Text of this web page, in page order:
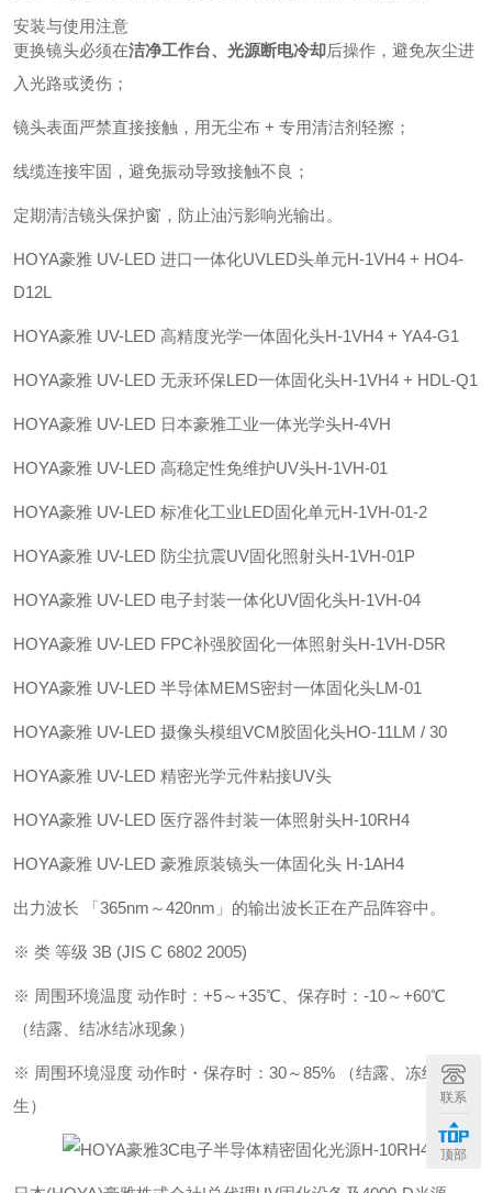
安装与使用注意
更换镜头必须在洁净工作台、光源断电冷却后操作，避免灰尘进
入光路或烫伤；
镜头表面严禁直接接触，用无尘布 + 专用清洁剂轻擦；
线缆连接牢固，避免振动导致接触不良；
定期清洁镜头保护窗，防止油污影响光输出。
HOYA豪雅 UV-LED 进口一体化UVLED头单元H-1VH4 + HO4-
D12L
HOYA豪雅 UV-LED 高精度光学一体固化头H-1VH4 + YA4-G1
HOYA豪雅 UV-LED 无汞环保LED一体固化头H-1VH4 + HDL-Q1
HOYA豪雅 UV-LED 日本豪雅工业一体光学头H-4VH
HOYA豪雅 UV-LED 高稳定性免维护UV头H-1VH-01
HOYA豪雅 UV-LED 标准化工业LED固化单元H-1VH-01-2
HOYA豪雅 UV-LED 防尘抗震UV固化照射头H-1VH-01P
HOYA豪雅 UV-LED 电子封装一体化UV固化头H-1VH-04
HOYA豪雅 UV-LED FPC补强胶固化一体照射头H-1VH-D5R
HOYA豪雅 UV-LED 半导体MEMS密封一体固化头LM-01
HOYA豪雅 UV-LED 摄像头模组VCM胶固化头HO-11LM / 30
HOYA豪雅 UV-LED 精密光学元件粘接UV头
HOYA豪雅 UV-LED 医疗器件封装一体照射头H-10RH4
HOYA豪雅 UV-LED 豪雅原装镜头一体固化头 H-1AH4
出力波长 「365nm～420nm」的输出波长正在产品阵容中。
※ 类 等级 3B (JIS C 6802 2005)
※ 周围环境温度 动作时：+5～+35℃、保存时：-10～+60℃
（结露、结冰结冰现象）
※ 周围环境湿度 动作时・保存时：30～85% （结露、冻结不发
生）
联系
顶部